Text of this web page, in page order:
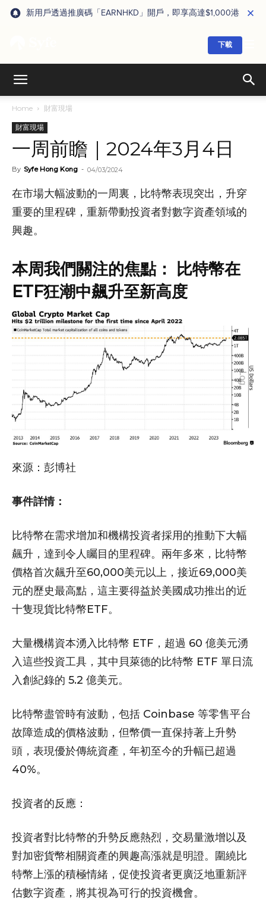
新用戶透過推廣碼「EARNHKD」開戶，即享高達$1,000港元獎賞
下載
Home 財富現場
財富現場
一周前瞻｜2024年3月4日
By Syfe Hong Kong - 04/03/2024
在市場大幅波動的一周裏，比特幣表現突出，升穿
重要的里程碑，重新帶動投資者對數字資產領域的
興趣。
本周我們關注的焦點： 比特幣在
ETF狂潮中飆升至新高度
來源：彭博社
事件詳情：
比特幣在需求增加和機構投資者採用的推動下大幅
飆升，達到令人矚目的里程碑。兩年多來，比特幣
價格首次飆升至60,000美元以上，接近69,000美
元的歷史最高點，這主要得益於美國成功推出的近
十隻現貨比特幣ETF。
大量機構資本湧入比特幣 ETF，超過 60 億美元湧
入這些投資工具，其中貝萊德的比特幣 ETF 單日流
入創紀錄的 5.2 億美元。
比特幣盡管時有波動，包括 Coinbase 等零售平台
故障造成的價格波動，但幣價一直保持著上升勢
頭，表現優於傳統資產，年初至今的升幅已超過
40%。
投資者的反應：
投資者對比特幣的升勢反應熱烈，交易量激增以及
對加密貨幣相關資產的興趣高漲就是明證。圍繞比
特幣上漲的積極情緒，促使投資者更廣泛地重新評
估數字資產，將其視為可行的投資機會。